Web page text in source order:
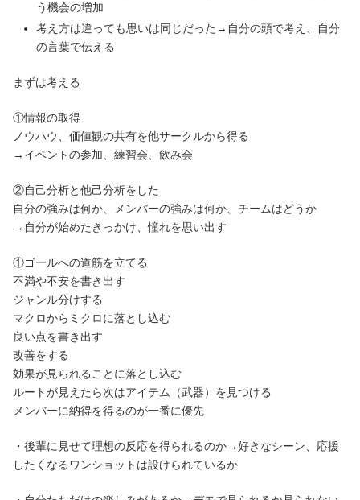
う機会の増加
考え方は違っても思いは同じだった→自分の頭で考え、自分
の言葉で伝える
まずは考える
①情報の取得
ノウハウ、価値観の共有を他サークルから得る
→イベントの参加、練習会、飲み会
②自己分析と他己分析をした
自分の強みは何か、メンバーの強みは何か、チームはどうか
→自分が始めたきっかけ、憧れを思い出す
①ゴールへの道筋を立てる
不満や不安を書き出す
ジャンル分けする
マクロからミクロに落とし込む
良い点を書き出す
改善をする
効果が見られることに落とし込む
ルートが見えたら次はアイテム（武器）を見つける
メンバーに納得を得るのが一番に優先
・後輩に見せて理想の反応を得られるのか→好きなシーン、応援
したくなるワンショットは設けられているか